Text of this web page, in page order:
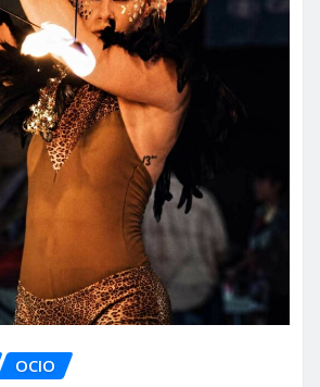
OCIO